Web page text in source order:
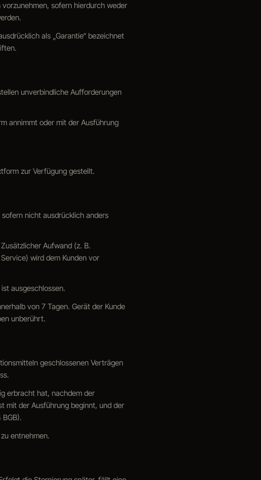
sofern hierdurch weder
als „Garantie“ bezeichnet
unverbindliche Aufforderungen
annimmt oder mit der Ausführung
zur Verfügung gestellt.
nicht ausdrücklich anders
Aufwand (z. B.
wird dem Kunden vor
ausgeschlossen.
von 7 Tagen. Gerät der Kunde
unberührt.
geschlossenen Verträgen
erbracht hat, nachdem der
mit der Ausführung beginnt, und der
entnehmen.